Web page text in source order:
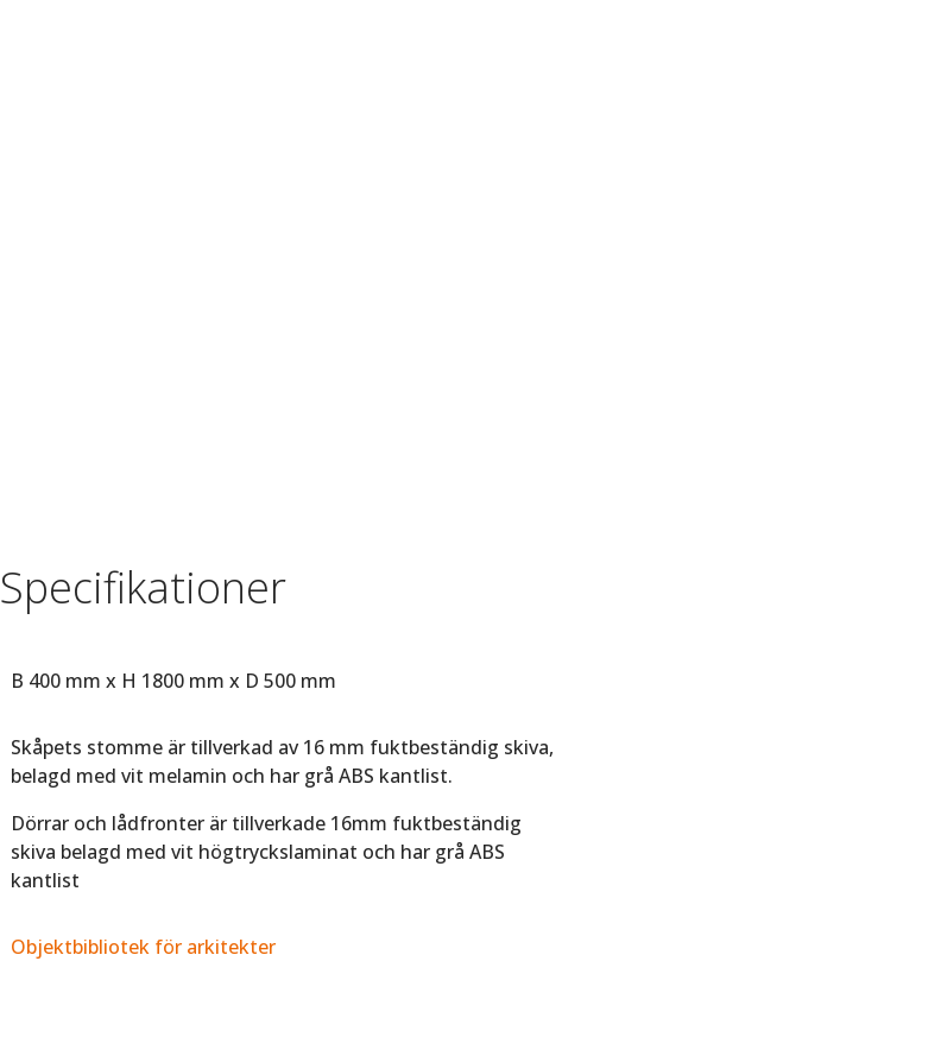
Specifikationer
B 400 mm x H 1800 mm x D 500 mm
Skåpets stomme är tillverkad av 16 mm fuktbeständig skiva,
belagd med vit melamin och har grå ABS kantlist.
Dörrar och lådfronter är tillverkade 16mm fuktbeständig
skiva belagd med vit högtryckslaminat och har grå ABS
kantlist
Objektbibliotek för arkitekter